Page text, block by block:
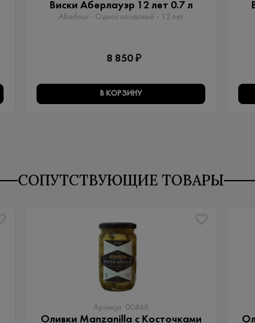
Виски Аберлауэр 12 лет 0.7 л
Aberlour - Односолодовый​ - 12 лет
8 850 ₽
В КОРЗИНУ
СОПУТСТВУЮЩИЕ ТОВАРЫ
Артикул: 00468
Оливки Manzanilla с Косточками